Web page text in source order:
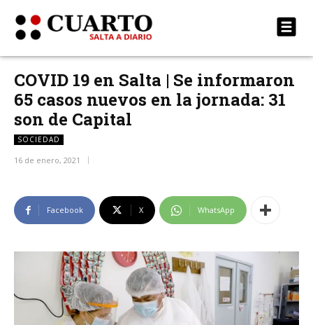
COVID 19 en Salta | Se informaron
65 casos nuevos en la jornada: 31
son de Capital
SOCIEDAD
16 de enero, 2021
Facebook X WhatsApp